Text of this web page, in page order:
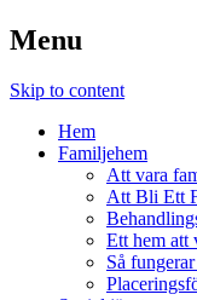
Menu
Skip to content
Hem
Familjehem
Att vara
Att Bli Ett
Ett hem att
Så